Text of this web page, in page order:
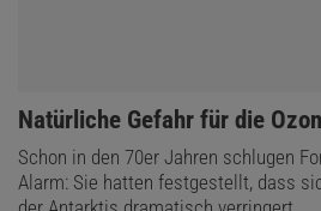
:
Natürliche Gefahr für die
Schon in den 70er Jahren schlugen
Alarm: Sie hatten festgestellt, dass